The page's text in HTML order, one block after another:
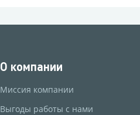
О компании
Миссия компании
Выгоды работы с нами